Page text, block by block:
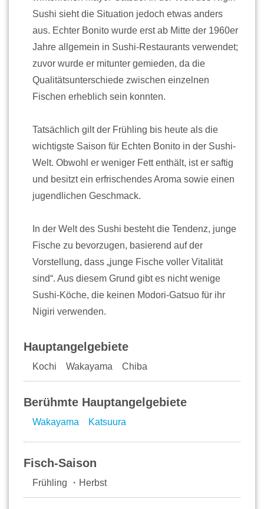
Sushi sieht die Situation jedoch etwas anders
aus. Echter Bonito wurde erst ab Mitte der 1960er
Jahre allgemein in Sushi-Restaurants verwendet;
zuvor wurde er mitunter gemieden, da die
Qualitätsunterschiede zwischen einzelnen
Fischen erheblich sein konnten.
Tatsächlich gilt der Frühling bis heute als die
wichtigste Saison für Echten Bonito in der Sushi-
Welt. Obwohl er weniger Fett enthält, ist er saftig
und besitzt ein erfrischendes Aroma sowie einen
jugendlichen Geschmack.
In der Welt des Sushi besteht die Tendenz, junge
Fische zu bevorzugen, basierend auf der
Vorstellung, dass „junge Fische voller Vitalität
sind“. Aus diesem Grund gibt es nicht wenige
Sushi-Köche, die keinen Modori-Gatsuo für ihr
Nigiri verwenden.
Hauptangelgebiete
Kochi Wakayama Chiba
Berühmte Hauptangelgebiete
Wakayama Katsuura
Fisch-Saison
Frühling ・Herbst